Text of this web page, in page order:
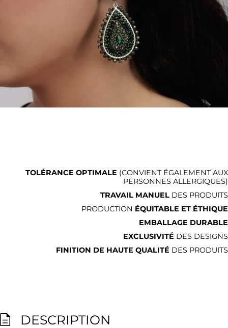
TOLÉRANCE OPTIMALE (CONVIENT ÉGALEMENT AUX
PERSONNES ALLERGIQUES)
TRAVAIL MANUEL DES PRODUITS
PRODUCTION ÉQUITABLE ET ÉTHIQUE
EMBALLAGE DURABLE
EXCLUSIVITÉ DES DESIGNS
FINITION DE HAUTE QUALITÉ DES PRODUITS
DESCRIPTION